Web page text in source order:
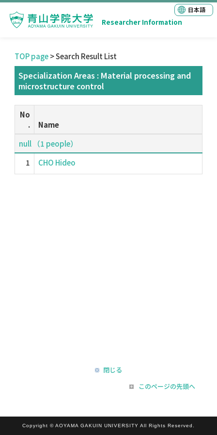
Researcher Information
日本語
TOP page> Search Result List
Specialization Areas : Material processing and
microstructure control
No
.
Name
null （1 people）
1
CHO Hideo
閉じる
このページの先頭へ
Copyright © AOYAMA GAKUIN UNIVERSITY All Rights Reserved.